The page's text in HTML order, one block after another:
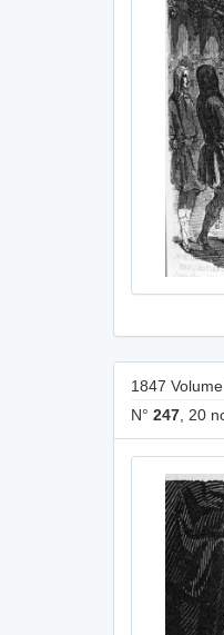
1847
N° 247 , 20